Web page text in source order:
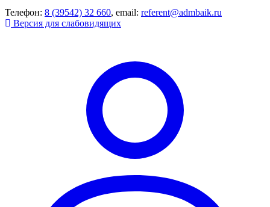
Телефон: 8 (39542) 32 660, email: referent@admbaik.ru
Версия для слабовидящих